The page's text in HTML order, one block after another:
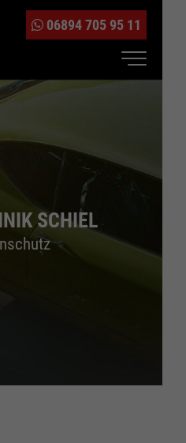
06894 705 95 11
SCHIEL